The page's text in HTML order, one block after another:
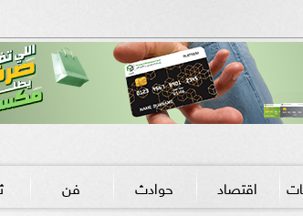
اقتصاد حوادث فن